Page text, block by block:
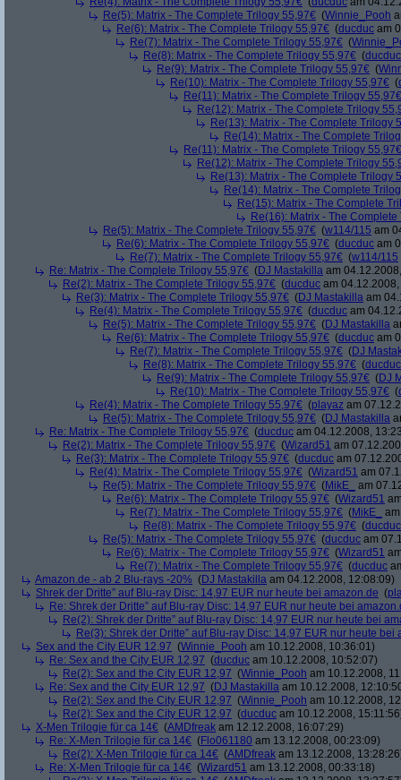
Re(5): Matrix - The Complete Trilogy 55,97€ (Winnie_Pooh
Re(6): Matrix - The Complete Trilogy 55,97€ (ducduc am
Re(7): Matrix - The Complete Trilogy 55,97€ (
Re(8): Matrix - The Complete Trilogy 55,97€ (ducduc
Re(9): Matrix - The Complete Trilogy 55,97€ (
Re(10): Matrix - The Complete Trilogy 55,97€ (
Re(11): Matrix - The Complete Trilogy 55,97€
Re(12): Matrix - The Complete Trilogy
Re(13): Matrix - The Complete Trilogy
Re(14): Matrix - The Complete
Re(11): Matrix - The Complete Trilogy 55,97€
Re(12): Matrix - The Complete Trilogy
Re(13): Matrix - The Complete Trilogy
Re(14): Matrix - The Complete
Re(15): Matrix - The Complete
Re(16): Matrix - The
Re(5): Matrix - The Complete Trilogy 55,97€ (w114/115 am
Re(6): Matrix - The Complete Trilogy 55,97€ (ducduc am
Re(7): Matrix - The Complete Trilogy 55,97€ (w114/115
Re: Matrix - The Complete Trilogy 55,97€ (DJ Mastakilla am
Re(2): Matrix - The Complete Trilogy 55,97€ (ducduc am
Re(3): Matrix - The Complete Trilogy 55,97€ (DJ Mastakilla am
Re(4): Matrix - The Complete Trilogy 55,97€ (ducduc am
Re(5): Matrix - The Complete Trilogy 55,97€ (DJ Mastakilla
Re(6): Matrix - The Complete Trilogy 55,97€ (ducduc am
Re(7): Matrix - The Complete Trilogy 55,97€ (DJ
Re(8): Matrix - The Complete Trilogy 55,97€ (ducduc
Re(9): Matrix - The Complete Trilogy 55,97€ (DJ
Re(10): Matrix - The Complete Trilogy 55,97€ (
Re(4): Matrix - The Complete Trilogy 55,97€ (playaz am
Re(5): Matrix - The Complete Trilogy 55,97€ (DJ Mastakilla
Re: Matrix - The Complete Trilogy 55,97€ (ducduc am 04.12.2008,
Re(2): Matrix - The Complete Trilogy 55,97€ (Wizard51 am
Re(3): Matrix - The Complete Trilogy 55,97€ (ducduc am
Re(4): Matrix - The Complete Trilogy 55,97€ (Wizard51 am
Re(5): Matrix - The Complete Trilogy 55,97€ (MikE_
am
Re(6): Matrix - The Complete Trilogy 55,97€ (Wizard51
Re(7): Matrix - The Complete Trilogy 55,97€ (MikE_
Re(8): Matrix - The Complete Trilogy 55,97€ (ducduc
Re(5): Matrix - The Complete Trilogy 55,97€ (ducduc am
Re(6): Matrix - The Complete Trilogy 55,97€ (Wizard51
Re(7): Matrix - The Complete Trilogy 55,97€ (ducduc
Amazon.de - ab 2 Blu-rays -20% (DJ Mastakilla am 04.12.2008, 12:08:09)
Shrek der Dritte” auf Blu-ray Disc: 14,97 EUR nur heute bei amazon.de (
Re: Shrek der Dritte” auf Blu-ray Disc: 14,97 EUR nur heute bei
Re(2): Shrek der Dritte” auf Blu-ray Disc: 14,97 EUR nur heute bei
Re(3): Shrek der Dritte” auf Blu-ray Disc: 14,97 EUR nur heute bei
Sex and the City EUR 12,97 (Winnie_Pooh am 10.12.2008, 10:36:01)
Re: Sex and the City EUR 12,97 (ducduc am 10.12.2008, 10:52:07)
Re(2): Sex and the City EUR 12,97 (Winnie_Pooh am 10.12.2008,
Re: Sex and the City EUR 12,97 (DJ Mastakilla am 10.12.2008,
Re(2): Sex and the City EUR 12,97 (Winnie_Pooh am 10.12.2008,
Re(2): Sex and the City EUR 12,97 (ducduc am 10.12.2008,
X-Men Trilogie für ca 14€ (AMDfreak am 12.12.2008, 16:07:29)
Re: X-Men Trilogie für ca 14€ (Flo061180 am 13.12.2008, 00:23:09)
Re(2): X-Men Trilogie für ca 14€ (AMDfreak am 13.12.2008,
Re: X-Men Trilogie für ca 14€ (Wizard51 am 13.12.2008, 00:33:18)